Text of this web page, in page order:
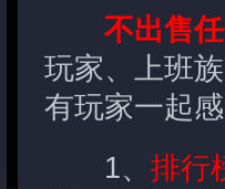
不出售
玩家、上班
有玩家一起
1、 排行